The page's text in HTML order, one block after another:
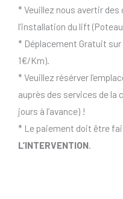
* Veuillez nous avertir
l’installation du lift
* Déplacement Gratuit
1€/Km).
* Veuillez résérver
auprès des services de la
jours à l’avance) !
* Le paiement doit être
L’INTERVENTION